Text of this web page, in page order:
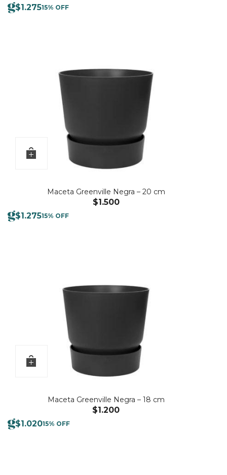
$1.27515% OFF
Maceta Greenville Negra – 20 cm
$1.500
$1.27515% OFF
Maceta Greenville Negra – 18 cm
$1.200
$1.02015% OFF